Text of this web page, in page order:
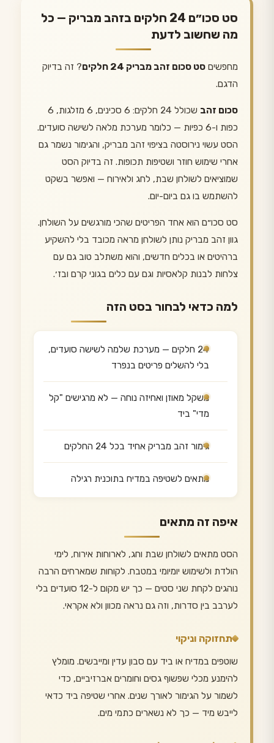
סט סכו״ם 24 חלקים בזהב מבריק — כל
מה שחשוב לדעת
מחפשים סט סכום זהב מבריק 24 חלקים
? זה בדיוק
הדגם.
סכום זהב
שכולל 24 חלקים: 6 סכינים, 6 מזלגות, 6
כפות ו-6 כפיות — כלומר מערכת מלאה לשישה סועדים.
הסט עשוי נירוסטה בציפוי זהב מבריק, והגימור נשמר גם
אחרי שימוש חוזר ושטיפות תכופות. זה בדיוק הסט
שמוציאים לשולחן שבת, לחג ולאירוח — ואפשר בשקט
להשתמש בו גם ביום-יום.
סט סכו״ם הוא אחד הפריטים שהכי מורגשים על השולחן.
גוון זהב מבריק נותן לשולחן מראה מכובד בלי להשקיע
ברהיטים או בכלים חדשים, והוא משתלב טוב גם עם
צלחות לבנות קלאסיות וגם עם כלים בגוני קרם ובז׳.
למה כדאי לבחור בסט הזה
24 חלקים — מערכת שלמה לשישה סועדים,
בלי להשלים פריטים בנפרד
משקל מאוזן ואחיזה נוחה — לא מרגישים "קל
מדי" ביד
גימור זהב מבריק אחיד בכל 24 החלקים
מתאים לשטיפה במדיח בתוכנית רגילה
איפה זה מתאים
הסט מתאים לשולחן שבת וחג, לארוחות אירוח, לימי
הולדת ולשימוש יומיומי במטבח. לקוחות שמארחים הרבה
נוהגים לקחת שני סטים — כך יש מקום ל-12 סועדים בלי
לערבב בין סדרות, וזה גם נראה מכוון ולא אקראי.
תחזוקה וניקוי
שוטפים במדיח או ביד עם סבון עדין ומייבשים. מומלץ
להימנע מכלי שפשוף גסים וחומרים אברזיביים, כדי
לשמור על הגימור לאורך שנים. אחרי שטיפה ביד כדאי
לייבש מיד — כך לא נשארים כתמי מים.